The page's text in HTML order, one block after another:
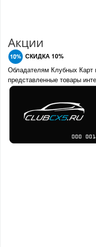
Акции
СКИДКА 10%
Обладателям Клубных Карт
представленные товары